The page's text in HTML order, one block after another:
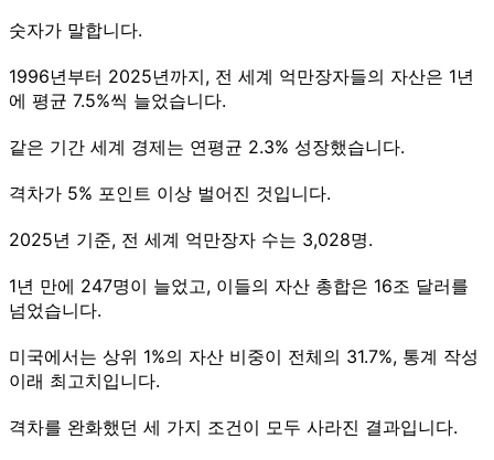
숫자가 말합니다.
1996년부터 2025년까지, 전 세계 억만장자들의 자산은 1년
에 평균 7.5%씩 늘었습니다.
같은 기간 세계 경제는 연평균 2.3% 성장했습니다.
격차가 5% 포인트 이상 벌어진 것입니다.
2025년 기준, 전 세계 억만장자 수는 3,028명.
1년 만에 247명이 늘었고, 이들의 자산 총합은 16조 달러를
넘었습니다.
미국에서는 상위 1%의 자산 비중이 전체의 31.7%, 통계 작성
이래 최고치입니다.
격차를 완화했던 세 가지 조건이 모두 사라진 결과입니다.